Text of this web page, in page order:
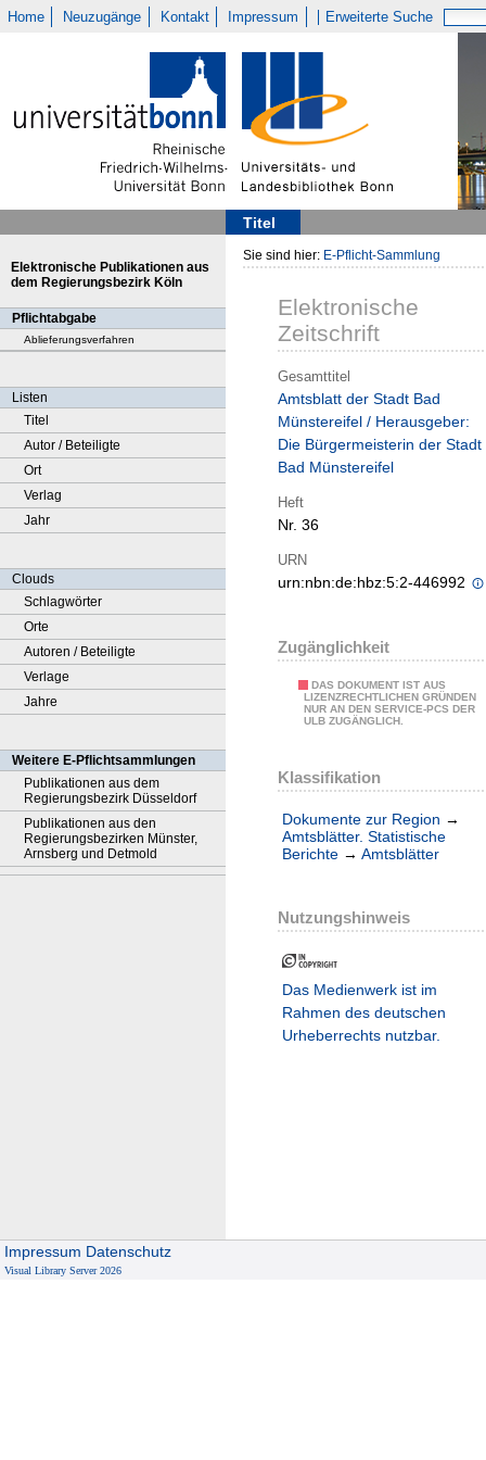
Home Neuzugänge Kontakt Impressum Erweiterte Suche
Titel
Elektronische Publikationen aus
dem Regierungsbezirk Köln
Pflichtabgabe
Ablieferungsverfahren
Listen
Titel
Autor / Beteiligte
Ort
Verlag
Jahr
Clouds
Schlagwörter
Orte
Autoren / Beteiligte
Verlage
Jahre
Weitere E-Pflichtsammlungen
Publikationen aus dem
Regierungsbezirk Düsseldorf
Publikationen aus den
Regierungsbezirken Münster,
Arnsberg und Detmold
Sie sind hier: E-Pflicht-Sammlung
Elektronische
Zeitschrift
Gesamttitel
Amtsblatt der Stadt Bad
Münstereifel / Herausgeber:
Die Bürgermeisterin der Stadt
Bad Münstereifel
Heft
Nr. 36
URN
urn:nbn:de:hbz:5:2-446992
Zugänglichkeit
DAS DOKUMENT IST AUS
LIZENZRECHTLICHEN GRÜNDEN
NUR AN DEN SERVICE-PCS DER
ULB ZUGÄNGLICH.
Klassifikation
Dokumente zur Region →
Amtsblätter. Statistische
Berichte → Amtsblätter
Nutzungshinweis
Das Medienwerk ist im
Rahmen des deutschen
Urheberrechts nutzbar.
Impressum Datenschutz
Visual Library Server 2026